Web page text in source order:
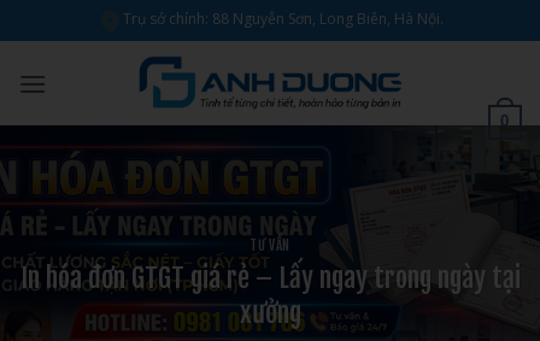
qua
nội
Trụ sở chính: 88 Nguyễn Sơn, Long Biên, Hà Nội.
0
TƯ VẤN
In hóa đơn GTGT giá rẻ – Lấy ngay trong ngày tại
xưởng